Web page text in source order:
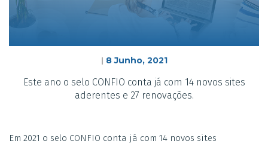
| 8 Junho, 2021
Este ano o selo CONFIO conta já com 14 novos sites
aderentes e 27 renovações.
Em 2021 o selo CONFIO conta já com 14 novos sites